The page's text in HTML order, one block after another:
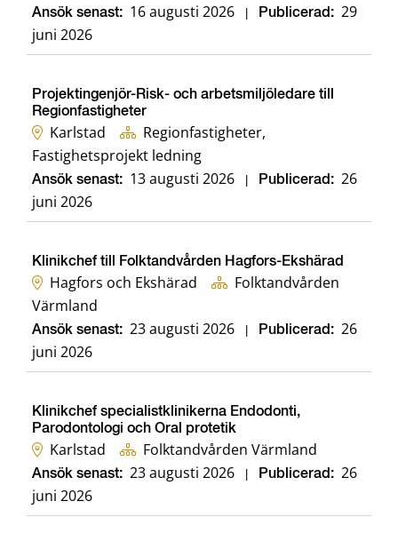
Ansök senast: 16 augusti 2026 Publicerad: 29
juni 2026
Projektingenjör-Risk- och arbetsmiljöledare till
Regionfastigheter
Karlstad
Regionfastigheter,
Fastighetsprojekt ledning
Ansök senast: 13 augusti 2026 Publicerad: 26
juni 2026
Klinikchef till Folktandvården Hagfors-Ekshärad
Hagfors och Ekshärad
Folktandvården
Värmland
Ansök senast: 23 augusti 2026 Publicerad: 26
juni 2026
Klinikchef specialistklinikerna Endodonti,
Parodontologi och Oral protetik
Karlstad Folktandvården Värmland
Ansök senast: 23 augusti 2026 Publicerad: 26
juni 2026